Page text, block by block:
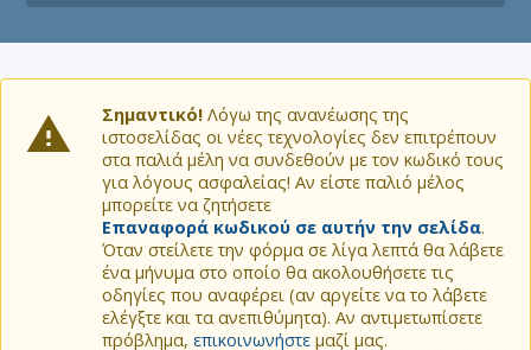
Σημαντικό! Λόγω της ανανέωσης της
ιστοσελίδας οι νέες τεχνολογίες δεν επιτρέπουν
στα παλιά μέλη να συνδεθούν με τον κωδικό τους
για λόγους ασφαλείας! Αν είστε παλιό μέλος
μπορείτε να ζητήσετε
Επαναφορά κωδικού σε αυτήν την σελίδα.
Όταν στείλετε την φόρμα σε λίγα λεπτά θα λάβετε
ένα μήνυμα στο οποίο θα ακολουθήσετε τις
οδηγίες που αναφέρει (αν αργείτε να το λάβετε
ελέγξτε και τα ανεπιθύμητα). Αν αντιμετωπίσετε
πρόβλημα, επικοινωνήστε μαζί μας.